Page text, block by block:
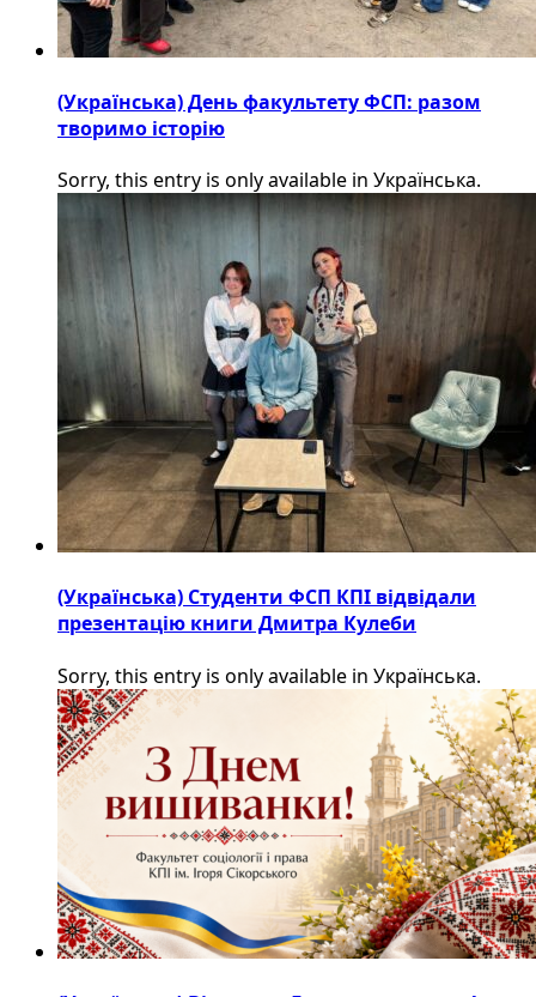
(Українська) День факультету ФСП: разом
творимо історію
Sorry, this entry is only available in Українська.
(Українська) Студенти ФСП КПІ відвідали
презентацію книги Дмитра Кулеби
Sorry, this entry is only available in Українська.